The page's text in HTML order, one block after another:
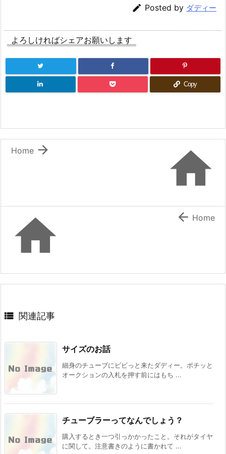
 Posted by ダディー
よろしければシェアお願いします
Copy


Home
  Home
 関連記事
サイズのお話
細身のチューブにビビっと来たダディー。ポチッと
オークションの入札を押す前にはもち ...
チューブラーってなんでしょう？
購入するとき一つ引っかかったこと。それがタイヤ
に関して。注意書きのように書かれて ...